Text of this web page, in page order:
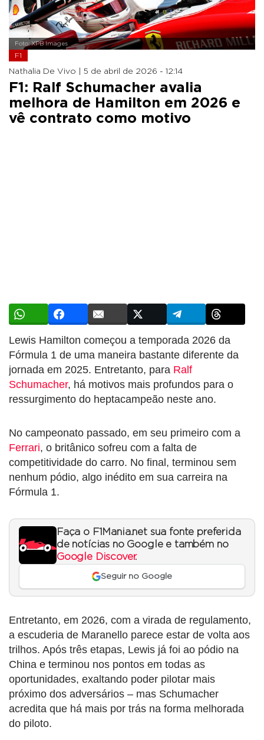
Foto: XPB Images
F1
Nathalia De Vivo | 5 de abril de 2026 - 12:14
F1: Ralf Schumacher avalia
melhora de Hamilton em 2026 e
vê contrato como motivo
Lewis Hamilton começou a temporada 2026 da
Fórmula 1 de uma maneira bastante diferente da
jornada em 2025. Entretanto, para Ralf
Schumacher, há motivos mais profundos para o
ressurgimento do heptacampeão neste ano.
No campeonato passado, em seu primeiro com a
Ferrari, o britânico sofreu com a falta de
competitividade do carro. No final, terminou sem
nenhum pódio, algo inédito em sua carreira na
Fórmula 1.
Faça o F1Mania.net sua fonte preferida
de notícias no Google e também no
Google Discover.
Seguir no Google
Entretanto, em 2026, com a virada de regulamento,
a escuderia de Maranello parece estar de volta aos
trilhos. Após três etapas, Lewis já foi ao pódio na
China e terminou nos pontos em todas as
oportunidades, exaltando poder pilotar mais
próximo dos adversários – mas Schumacher
acredita que há mais por trás na forma melhorada
do piloto.